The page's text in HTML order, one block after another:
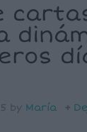
by María